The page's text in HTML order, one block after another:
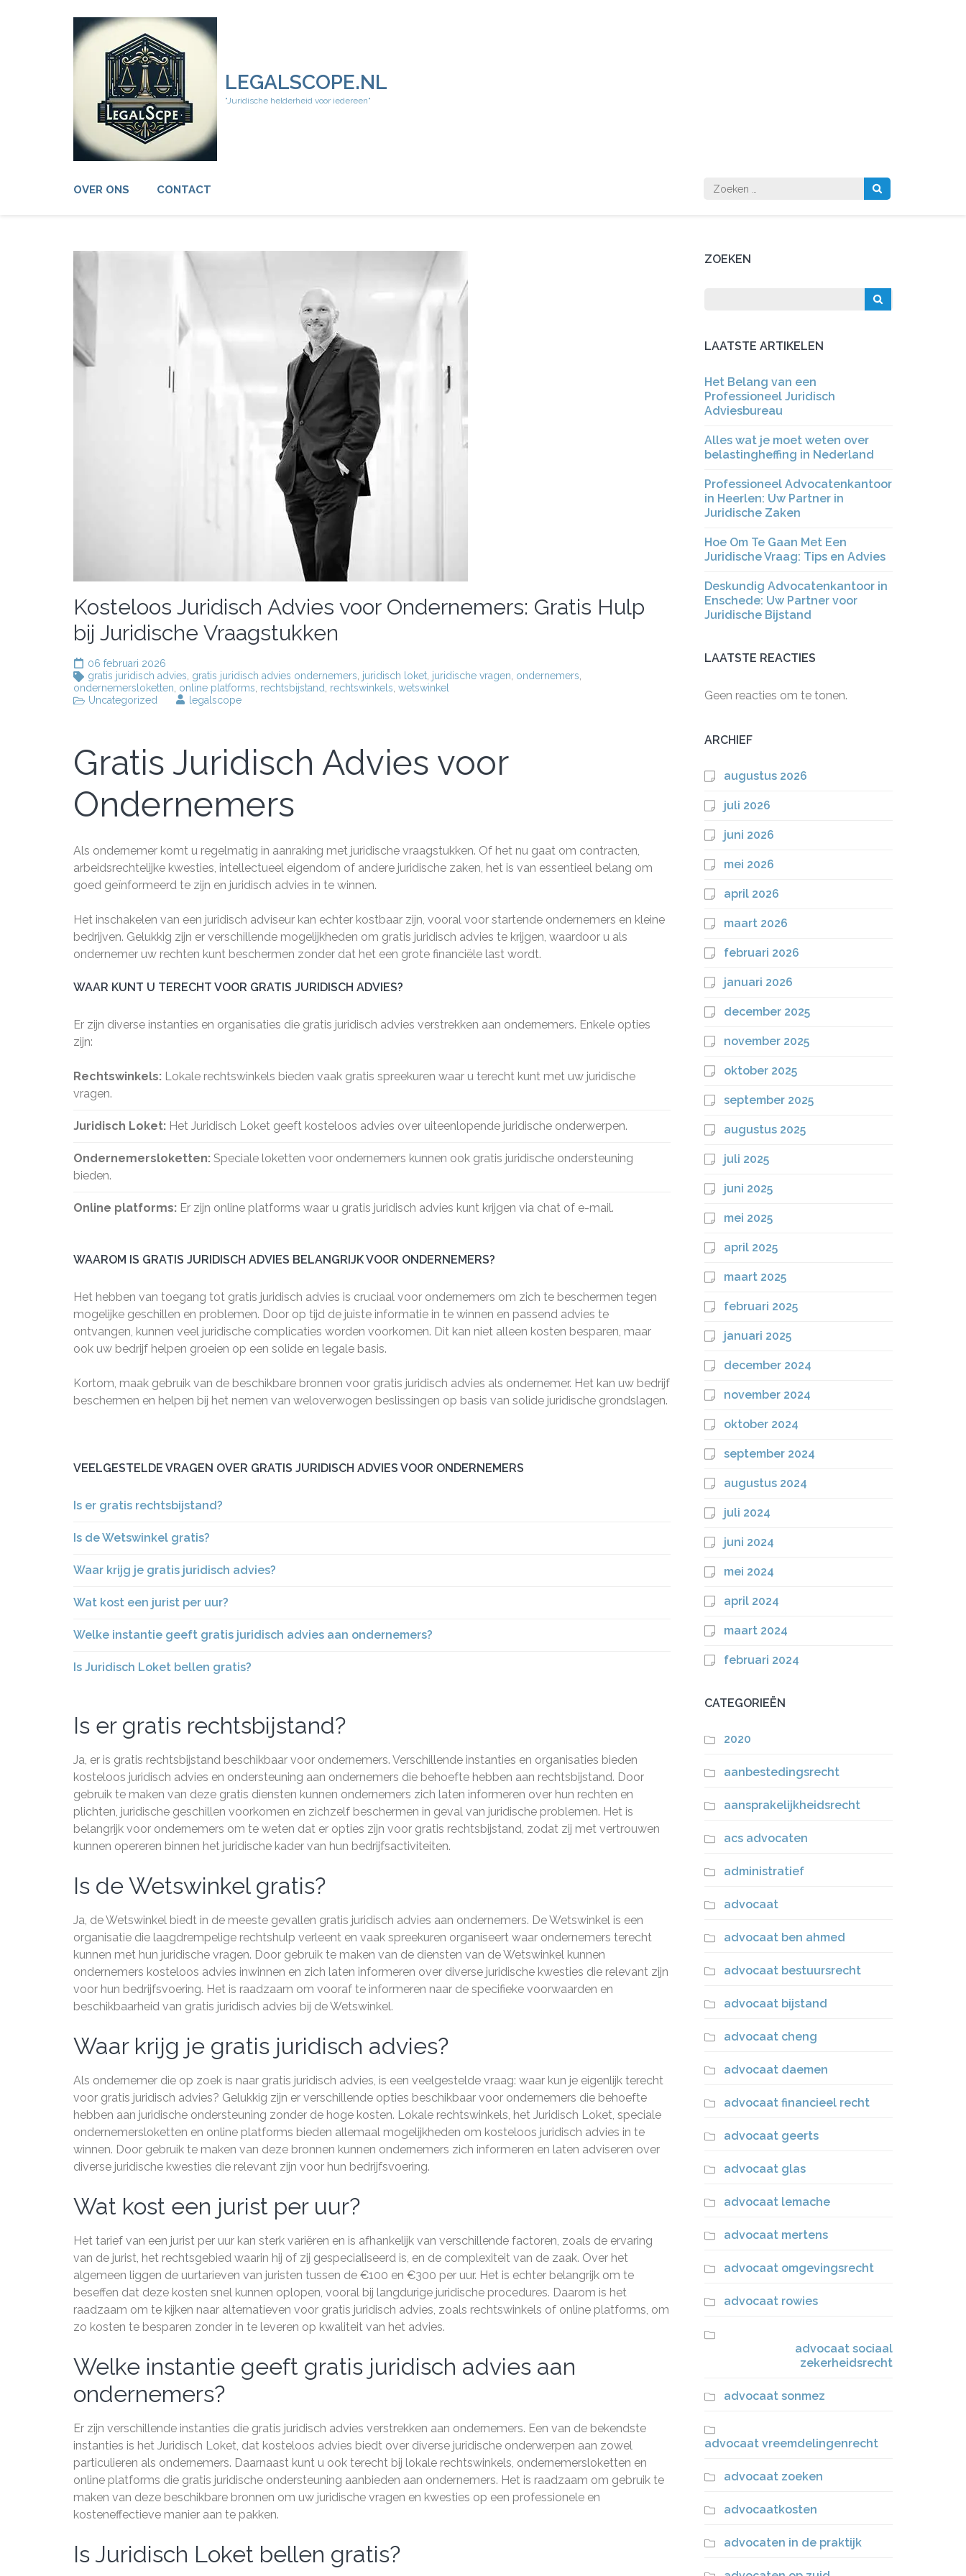
LEGALSCOPE.NL
"Juridische helderheid voor iedereen"
OVER ONS CONTACT
Zoeken
naar:
Kosteloos Juridisch Advies voor Ondernemers: Gratis Hulp
bij Juridische Vraagstukken
06 februari 2026
gratis juridisch advies gratis juridisch advies ondernemers juridisch loket juridische vragen ondernemers
ondernemersloketten online platforms rechtsbijstand rechtswinkels wetswinkel
Uncategorized
legalscope
Gratis Juridisch Advies voor
Ondernemers
Als ondernemer komt u regelmatig in aanraking met juridische vraagstukken. Of het nu gaat om contracten,
arbeidsrechtelijke kwesties, intellectueel eigendom of andere juridische zaken, het is van essentieel belang om
goed geïnformeerd te zijn en juridisch advies in te winnen.
Het inschakelen van een juridisch adviseur kan echter kostbaar zijn, vooral voor startende ondernemers en kleine
bedrijven. Gelukkig zijn er verschillende mogelijkheden om gratis juridisch advies te krijgen, waardoor u als
ondernemer uw rechten kunt beschermen zonder dat het een grote financiële last wordt.
WAAR KUNT U TERECHT VOOR GRATIS JURIDISCH ADVIES?
Er zijn diverse instanties en organisaties die gratis juridisch advies verstrekken aan ondernemers. Enkele opties
zijn:
Rechtswinkels: Lokale rechtswinkels bieden vaak gratis spreekuren waar u terecht kunt met uw juridische
vragen.
Juridisch Loket: Het Juridisch Loket geeft kosteloos advies over uiteenlopende juridische onderwerpen.
Ondernemersloketten: Speciale loketten voor ondernemers kunnen ook gratis juridische ondersteuning
bieden.
Online platforms: Er zijn online platforms waar u gratis juridisch advies kunt krijgen via chat of e-mail.
WAAROM IS GRATIS JURIDISCH ADVIES BELANGRIJK VOOR ONDERNEMERS?
Het hebben van toegang tot gratis juridisch advies is cruciaal voor ondernemers om zich te beschermen tegen
mogelijke geschillen en problemen. Door op tijd de juiste informatie in te winnen en passend advies te
ontvangen, kunnen veel juridische complicaties worden voorkomen. Dit kan niet alleen kosten besparen, maar
ook uw bedrijf helpen groeien op een solide en legale basis.
Kortom, maak gebruik van de beschikbare bronnen voor gratis juridisch advies als ondernemer. Het kan uw bedrijf
beschermen en helpen bij het nemen van weloverwogen beslissingen op basis van solide juridische grondslagen.
VEELGESTELDE VRAGEN OVER GRATIS JURIDISCH ADVIES VOOR ONDERNEMERS
Is er gratis rechtsbijstand?
Is de Wetswinkel gratis?
Waar krijg je gratis juridisch advies?
Wat kost een jurist per uur?
Welke instantie geeft gratis juridisch advies aan ondernemers?
Is Juridisch Loket bellen gratis?
Is er gratis rechtsbijstand?
Ja, er is gratis rechtsbijstand beschikbaar voor ondernemers. Verschillende instanties en organisaties bieden
kosteloos juridisch advies en ondersteuning aan ondernemers die behoefte hebben aan rechtsbijstand. Door
gebruik te maken van deze gratis diensten kunnen ondernemers zich laten informeren over hun rechten en
plichten, juridische geschillen voorkomen en zichzelf beschermen in geval van juridische problemen. Het is
belangrijk voor ondernemers om te weten dat er opties zijn voor gratis rechtsbijstand, zodat zij met vertrouwen
kunnen opereren binnen het juridische kader van hun bedrijfsactiviteiten.
Is de Wetswinkel gratis?
Ja, de Wetswinkel biedt in de meeste gevallen gratis juridisch advies aan ondernemers. De Wetswinkel is een
organisatie die laagdrempelige rechtshulp verleent en vaak spreekuren organiseert waar ondernemers terecht
kunnen met hun juridische vragen. Door gebruik te maken van de diensten van de Wetswinkel kunnen
ondernemers kosteloos advies inwinnen en zich laten informeren over diverse juridische kwesties die relevant zijn
voor hun bedrijfsvoering. Het is raadzaam om vooraf te informeren naar de specifieke voorwaarden en
beschikbaarheid van gratis juridisch advies bij de Wetswinkel.
Waar krijg je gratis juridisch advies?
Als ondernemer die op zoek is naar gratis juridisch advies, is een veelgestelde vraag: waar kun je eigenlijk terecht
voor gratis juridisch advies? Gelukkig zijn er verschillende opties beschikbaar voor ondernemers die behoefte
hebben aan juridische ondersteuning zonder de hoge kosten. Lokale rechtswinkels, het Juridisch Loket, speciale
ondernemersloketten en online platforms bieden allemaal mogelijkheden om kosteloos juridisch advies in te
winnen. Door gebruik te maken van deze bronnen kunnen ondernemers zich informeren en laten adviseren over
diverse juridische kwesties die relevant zijn voor hun bedrijfsvoering.
Wat kost een jurist per uur?
Het tarief van een jurist per uur kan sterk variëren en is afhankelijk van verschillende factoren, zoals de ervaring
van de jurist, het rechtsgebied waarin hij of zij gespecialiseerd is, en de complexiteit van de zaak. Over het
algemeen liggen de uurtarieven van juristen tussen de €100 en €300 per uur. Het is echter belangrijk om te
beseffen dat deze kosten snel kunnen oplopen, vooral bij langdurige juridische procedures. Daarom is het
raadzaam om te kijken naar alternatieven voor gratis juridisch advies, zoals rechtswinkels of online platforms, om
zo kosten te besparen zonder in te leveren op kwaliteit van het advies.
Welke instantie geeft gratis juridisch advies aan
ondernemers?
Er zijn verschillende instanties die gratis juridisch advies verstrekken aan ondernemers. Een van de bekendste
instanties is het Juridisch Loket, dat kosteloos advies biedt over diverse juridische onderwerpen aan zowel
particulieren als ondernemers. Daarnaast kunt u ook terecht bij lokale rechtswinkels, ondernemersloketten en
online platforms die gratis juridische ondersteuning aanbieden aan ondernemers. Het is raadzaam om gebruik te
maken van deze beschikbare bronnen om uw juridische vragen en kwesties op een professionele en
kosteneffectieve manier aan te pakken.
Is Juridisch Loket bellen gratis?
ZOEKEN
LAATSTE ARTIKELEN
Het Belang van een
Professioneel Juridisch
Adviesbureau
Alles wat je moet weten over
belastingheffing in Nederland
Professioneel Advocatenkantoor
in Heerlen: Uw Partner in
Juridische Zaken
Hoe Om Te Gaan Met Een
Juridische Vraag: Tips en Advies
Deskundig Advocatenkantoor in
Enschede: Uw Partner voor
Juridische Bijstand
LAATSTE REACTIES
Geen reacties om te tonen.
ARCHIEF
augustus 2026
juli 2026
juni 2026
mei 2026
april 2026
maart 2026
februari 2026
januari 2026
december 2025
november 2025
oktober 2025
september 2025
augustus 2025
juli 2025
juni 2025
mei 2025
april 2025
maart 2025
februari 2025
januari 2025
december 2024
november 2024
oktober 2024
september 2024
augustus 2024
juli 2024
juni 2024
mei 2024
april 2024
maart 2024
februari 2024
CATEGORIEËN
2020
aanbestedingsrecht
aansprakelijkheidsrecht
acs advocaten
administratief
advocaat
advocaat ben ahmed
advocaat bestuursrecht
advocaat bijstand
advocaat cheng
advocaat daemen
advocaat financieel recht
advocaat geerts
advocaat glas
advocaat lemache
advocaat mertens
advocaat omgevingsrecht
advocaat rowies
advocaat sociaal
zekerheidsrecht
advocaat sonmez
advocaat vreemdelingenrecht
advocaat zoeken
advocaatkosten
advocaten in de praktijk